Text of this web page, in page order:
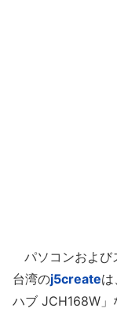
パソコンおよび
台湾のj5create
ハブ JCH168W